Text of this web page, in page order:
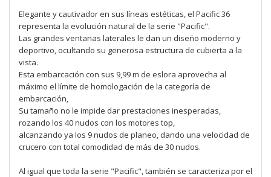
Elegante y cautivador en sus líneas estéticas, el Pacific 36
representa la evolución natural de la serie "Pacific".
Las grandes ventanas laterales le dan un diseño moderno y
deportivo, ocultando su generosa estructura de cubierta a la
vista.
Esta embarcación con sus 9,99 m de eslora aprovecha al
máximo el límite de homologación de la categoría de
embarcación,
Su tamaño no le impide dar prestaciones inesperadas,
rozando los 40 nudos con los motores top,
alcanzando ya los 9 nudos de planeo, dando una velocidad de
crucero con total comodidad de más de 30 nudos.
Al igual que toda la serie "Pacific", también se caracteriza por el